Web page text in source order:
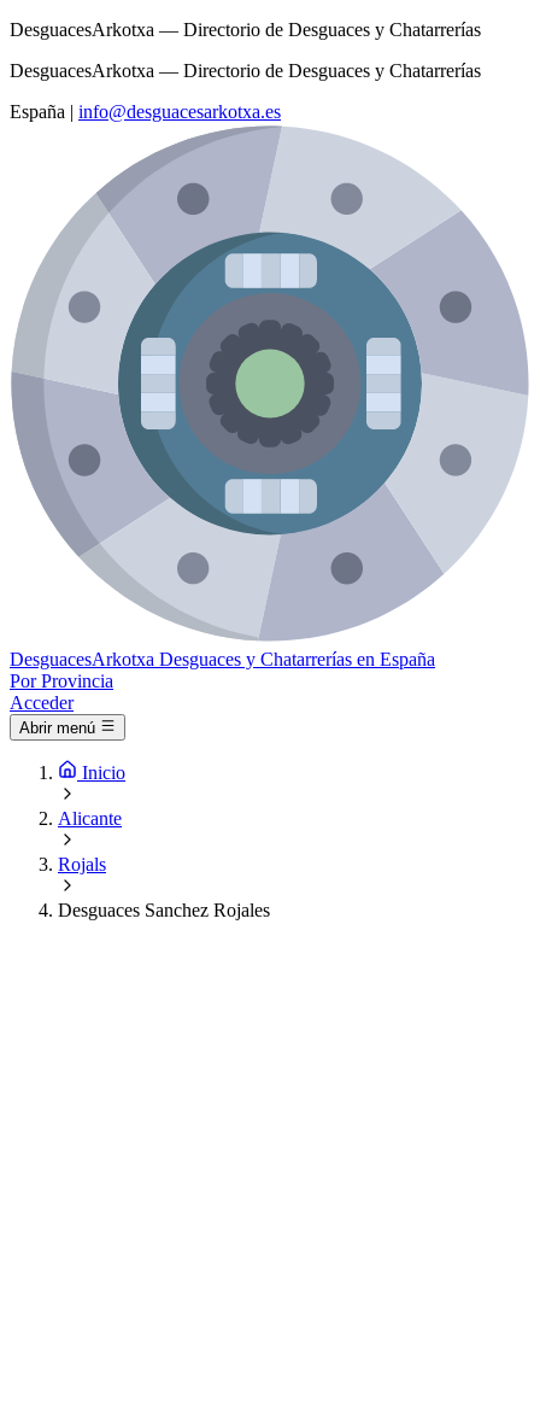
DesguacesArkotxa — Directorio de Desguaces y Chatarrerías
DesguacesArkotxa — Directorio de Desguaces y Chatarrerías
España | info@desguacesarkotxa.es
DesguacesArkotxa Desguaces y Chatarrerías en España
Por Provincia
Acceder
Abrir menú
Inicio
Alicante
Rojals
Desguaces Sanchez Rojales